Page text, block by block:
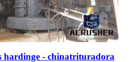
hardinge - chinatrituradora